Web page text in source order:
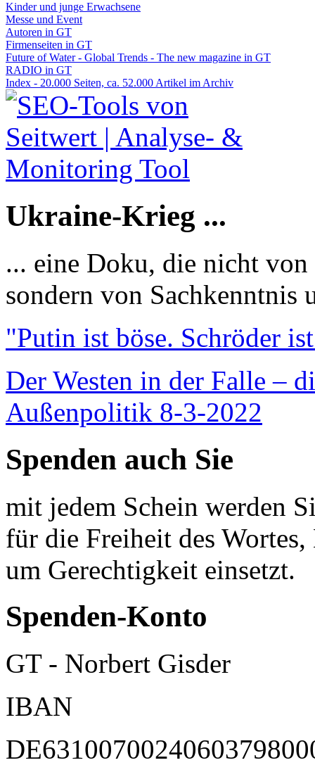
Kinder und junge Erwachsene
Messe und Event
Autoren in GT
Firmenseiten in GT
Future of Water - Global Trends - The new magazine in GT
RADIO in GT
Index - 20.000 Seiten, ca. 52.000 Artikel im Archiv
Ukraine-Krieg ...
... eine Doku, die nicht
sondern von Sachkenntnis
"Putin ist böse. Schröder
Der Westen in der Falle –
Außenpolitik 8-3-2022
Spenden auch Sie
mit jedem Schein werden
für die Freiheit des
um Gerechtigkeit einsetzt.
Spenden-Konto
GT - Norbert Gisder
IBAN